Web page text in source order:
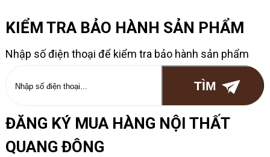
KIỂM TRA BẢO HÀNH SẢN PHẨM
Nhập số điện thoại để kiểm tra bảo hành sản phẩm
ĐĂNG KÝ MUA HÀNG NỘI THẤT
QUANG ĐÔNG